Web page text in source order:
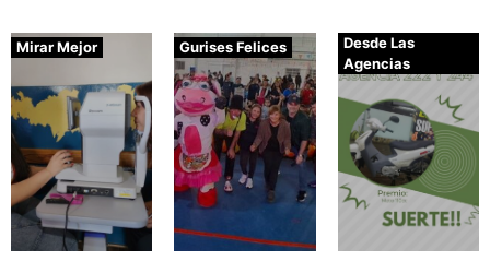
Mirar Mejor Gurises Felices
Desde Las
Agencias